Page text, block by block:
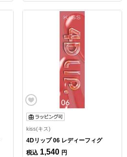
kiss(キス)
4Dリップ 06 レディーフィグ
税込 1,540 円